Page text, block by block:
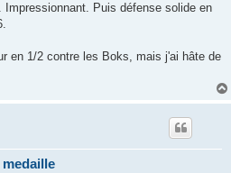
Puis défense solide en
en 1/2 contre les Boks, mais j'ai hâte de